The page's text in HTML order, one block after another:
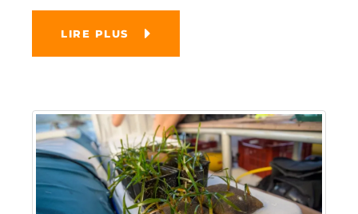
LIRE PLUS